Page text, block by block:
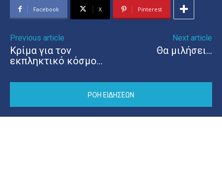
Facebook X Pinterest
Previous article
Κρίμα για τον
εκπληκτικό κόσμο…
Next article
Θα μιλήσει…
ΡΟΗ ΕΙΔΗΣΕΩΝ